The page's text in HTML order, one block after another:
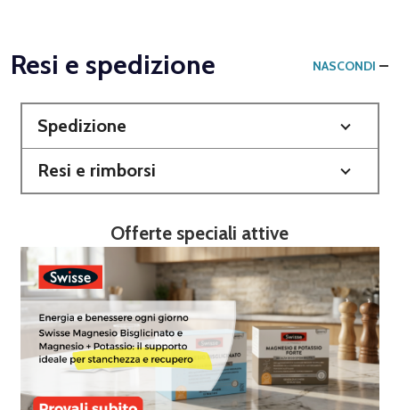
Resi e spedizione NASCONDI
Spedizione
Resi e rimborsi
Offerte speciali attive